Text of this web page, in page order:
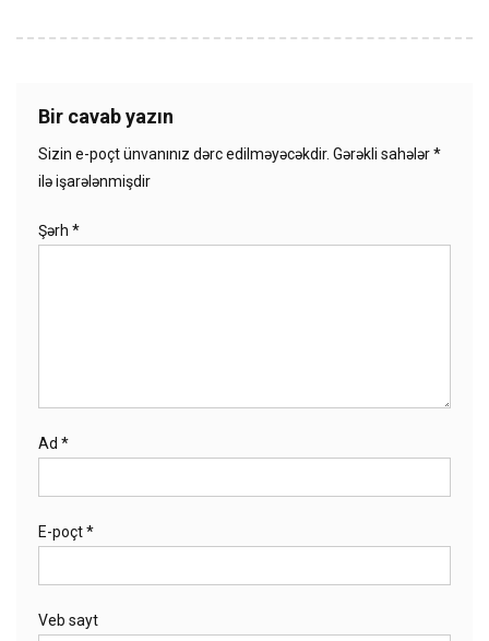
Bir cavab yazın
Sizin e-poçt ünvanınız dərc edilməyəcəkdir. Gərəkli sahələr*
ilə işarələnmişdir
Şərh *
Ad *
E-poçt*
Veb sayt